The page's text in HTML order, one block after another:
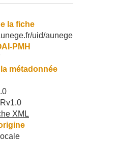
la fiche
uid/aunege-757
PMH
métadonnée
XML